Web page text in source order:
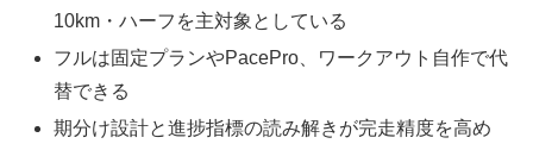
10km・ハーフを主対象としている
フルは固定プランやPacePro、ワークアウト自作で代
替できる
期分け設計と進捗指標の読み解きが完走精度を高め